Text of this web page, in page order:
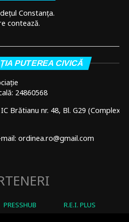
Constanța.
contează.
PUTEREA CIVICĂ
24860568
Brătianu nr. 48, Bl. G29 (Complex
mail: ordinea.ro@gmail.com
PRESSHUB R.E.I. PLUS